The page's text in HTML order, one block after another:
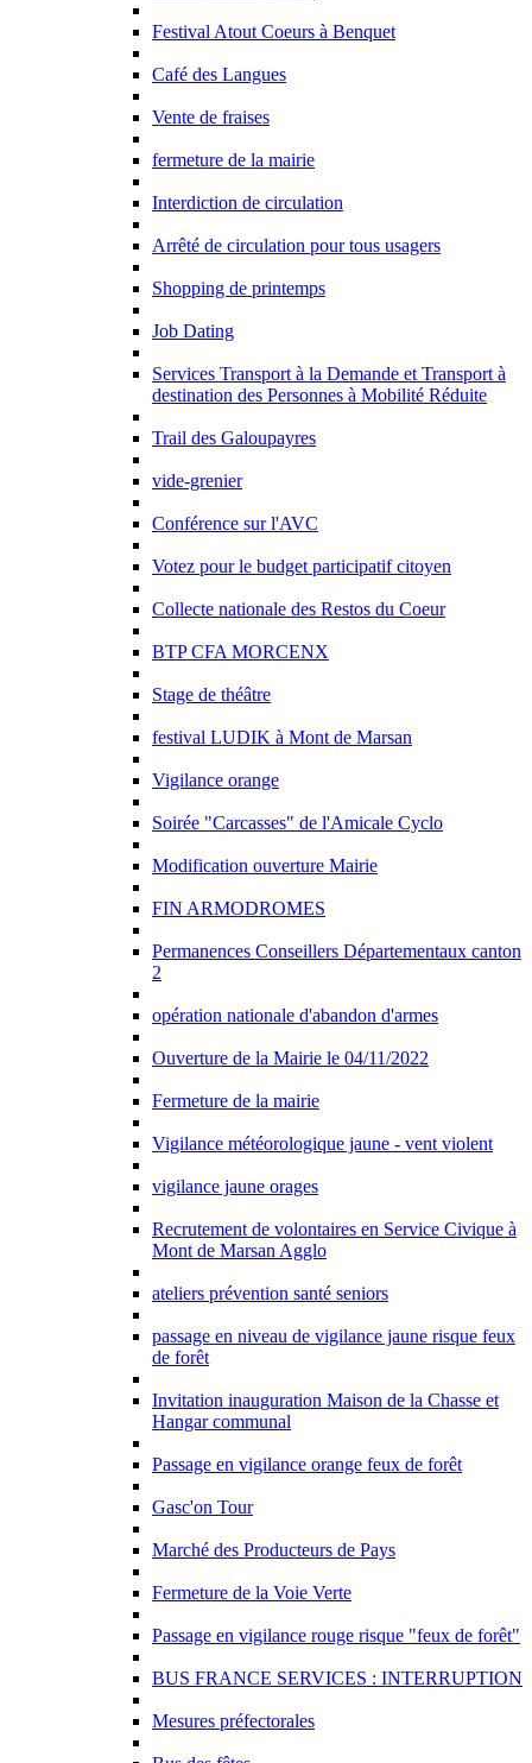
Festival Atout Coeurs à Benquet
Café des Langues
Vente de fraises
fermeture de la mairie
Interdiction de circulation
Arrêté de circulation pour tous usagers
Shopping de printemps
Job Dating
Services Transport à la Demande et Transport à
destination des Personnes à Mobilité Réduite
Trail des Galoupayres
vide-grenier
Conférence sur l'AVC
Votez pour le budget participatif citoyen
Collecte nationale des Restos du Coeur
BTP CFA MORCENX
Stage de théâtre
festival LUDIK à Mont de Marsan
Vigilance orange
Soirée "Carcasses" de l'Amicale Cyclo
Modification ouverture Mairie
FIN ARMODROMES
Permanences Conseillers Départementaux canton
2
opération nationale d'abandon d'armes
Ouverture de la Mairie le 04/11/2022
Fermeture de la mairie
Vigilance météorologique jaune - vent violent
vigilance jaune orages
Recrutement de volontaires en Service Civique à
Mont de Marsan Agglo
ateliers prévention santé seniors
passage en niveau de vigilance jaune risque feux
de forêt
Invitation inauguration Maison de la Chasse et
Hangar communal
Passage en vigilance orange feux de forêt
Gasc'on Tour
Marché des Producteurs de Pays
Fermeture de la Voie Verte
Passage en vigilance rouge risque "feux de forêt"
BUS FRANCE SERVICES : INTERRUPTION
Mesures préfectorales